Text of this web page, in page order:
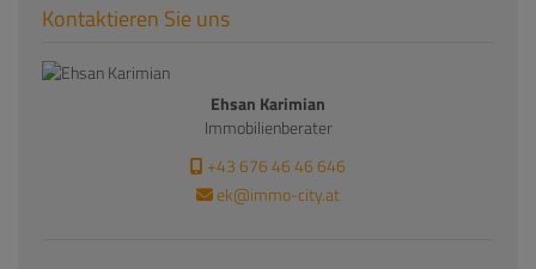
Kontaktieren Sie uns
Ehsan Karimian
Immobilienberater
+43 676 46 46 646
ek@immo-city.at